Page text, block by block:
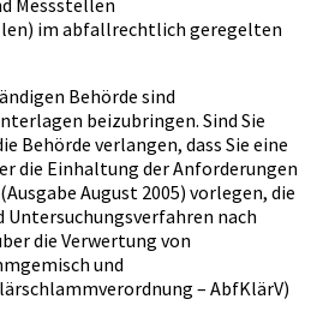
Messstellen
im abfallrechtlich geregelten
Behörde sind
beizubringen. Sind Sie
Behörde verlangen, dass Sie eine
die Einhaltung der Anforderungen
August 2005) vorlegen, die
Untersuchungsverfahren nach
die Verwertung von
und
– AbfKlärV)